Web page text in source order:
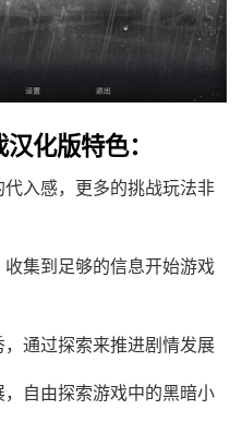
化版特色：
入感，更多的挑战玩法非
集到足够的信息开始游戏
通过探索来推进剧情发展
自由探索游戏中的黑暗小